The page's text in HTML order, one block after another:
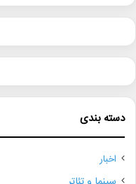
دسته بندی
اخبار